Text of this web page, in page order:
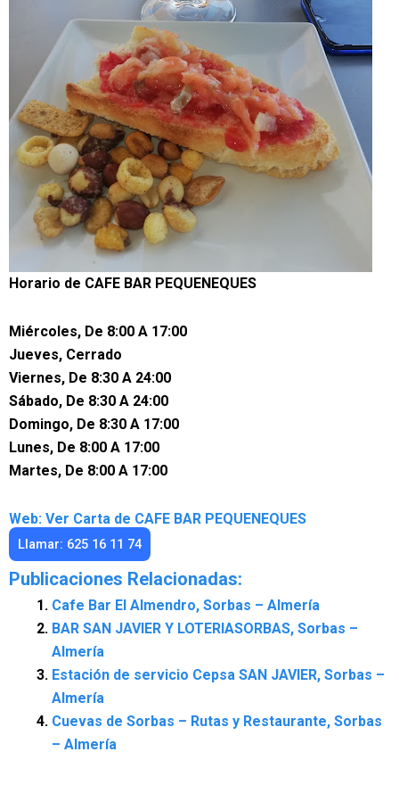
Horario de CAFE BAR PEQUENEQUES
Miércoles, De 8:00 A 17:00
Jueves, Cerrado
Viernes, De 8:30 A 24:00
Sábado, De 8:30 A 24:00
Domingo, De 8:30 A 17:00
Lunes, De 8:00 A 17:00
Martes, De 8:00 A 17:00
Web: Ver Carta de CAFE BAR PEQUENEQUES
Llamar: 625 16 11 74
Publicaciones Relacionadas:
Cafe Bar El Almendro, Sorbas – Almería
BAR SAN JAVIER Y LOTERIASORBAS, Sorbas –
Almería
Estación de servicio Cepsa SAN JAVIER, Sorbas –
Almería
Cuevas de Sorbas – Rutas y Restaurante, Sorbas
– Almería